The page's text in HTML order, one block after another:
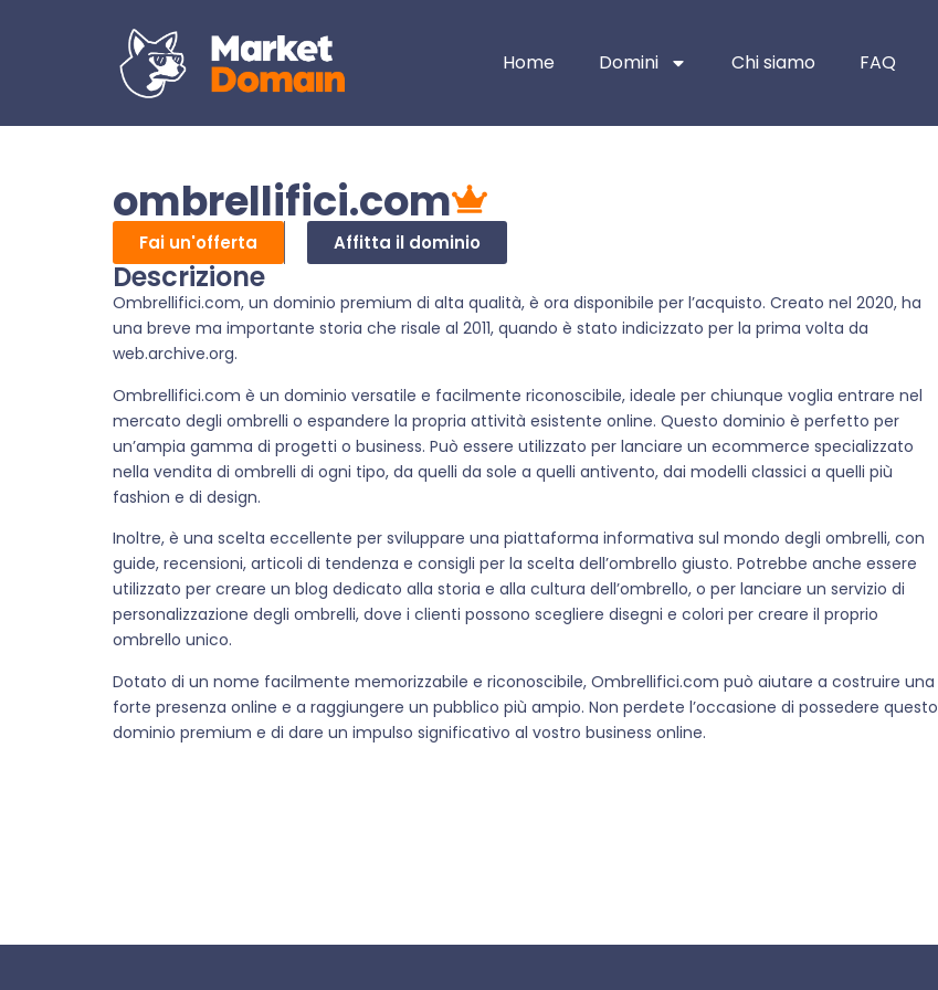
Home Domini Chi siamo FAQ
ombrellifici.com
Fai un'offerta Affitta il dominio
Descrizione
Ombrellifici.com, un dominio premium di alta qualità, è ora disponibile per l’acquisto. Creato nel 2020, ha
una breve ma importante storia che risale al 2011, quando è stato indicizzato per la prima volta da
web.archive.org.
Ombrellifici.com è un dominio versatile e facilmente riconoscibile, ideale per chiunque voglia entrare nel
mercato degli ombrelli o espandere la propria attività esistente online. Questo dominio è perfetto per
un’ampia gamma di progetti o business. Può essere utilizzato per lanciare un ecommerce specializzato
nella vendita di ombrelli di ogni tipo, da quelli da sole a quelli antivento, dai modelli classici a quelli più
fashion e di design.
Inoltre, è una scelta eccellente per sviluppare una piattaforma informativa sul mondo degli ombrelli, con
guide, recensioni, articoli di tendenza e consigli per la scelta dell’ombrello giusto. Potrebbe anche essere
utilizzato per creare un blog dedicato alla storia e alla cultura dell’ombrello, o per lanciare un servizio di
personalizzazione degli ombrelli, dove i clienti possono scegliere disegni e colori per creare il proprio
ombrello unico.
Dotato di un nome facilmente memorizzabile e riconoscibile, Ombrellifici.com può aiutare a costruire una
forte presenza online e a raggiungere un pubblico più ampio. Non perdete l’occasione di possedere questo
dominio premium e di dare un impulso significativo al vostro business online.